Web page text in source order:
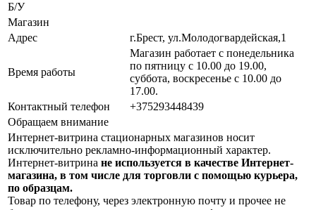
Б/У
Магазин
Адрес
г.Брест, ул.Молодогвардейская,1
Время работы
Магазин работает с понедельника
по пятницу с 10.00 до 19.00,
суббота, воскресенье с 10.00 до
17.00.
Контактный телефон
+375293448439
Обращаем внимание
Интернет-витрина стационарных магазинов носит
исключительно рекламно-информационный характер.
Интернет-витрина не используется в качестве Интернет-
магазина, в том числе для торговли с помощью курьера,
по образцам.
Товар по телефону, через электронную почту и прочее не